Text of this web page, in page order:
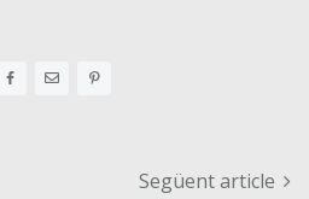
Següent article